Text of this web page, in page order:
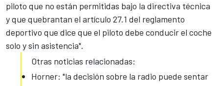
piloto que no están permitidas bajo la directiva técnica
y que quebrantan el artículo 27.1 del reglamento
deportivo que dice que el piloto debe conducir el coche
solo y sin asistencia".
Otras noticias relacionadas:
Horner: "la decisión sobre la radio puede sentar